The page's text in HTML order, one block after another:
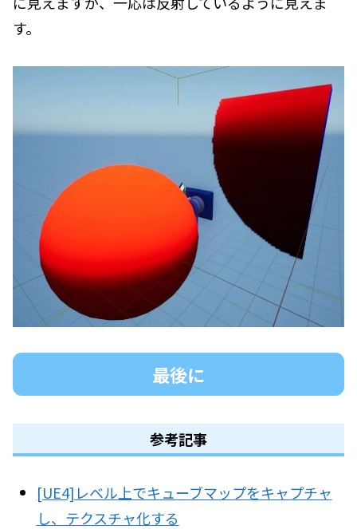
す。
最後に
参考記事
[UE4]レベル上でキューブマップをキャプチャ
し、テクスチャ化する